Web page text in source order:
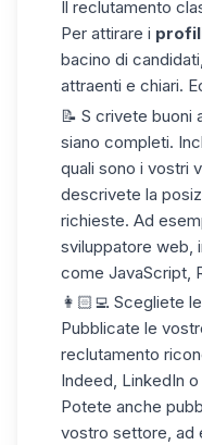
Il reclutamento
Per attirare i
bacino di
attraenti e chiari.
📝 S crivete buoni
siano completi.
quali sono i vostri
descrivete la
richieste. Ad
sviluppatore web,
come JavaScript,
👩🏻‍💻 Scegliete
Pubblicate le
reclutamento
Indeed, LinkedIn
Potete anche
vostro settore, ad